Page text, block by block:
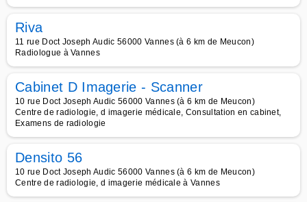
Riva
11 rue Doct Joseph Audic 56000 Vannes (à 6 km de Meucon)
Radiologue à Vannes
Cabinet D Imagerie - Scanner
10 rue Doct Joseph Audic 56000 Vannes (à 6 km de Meucon)
Centre de radiologie, d imagerie médicale, Consultation en cabinet,
Examens de radiologie
Densito 56
10 rue Doct Joseph Audic 56000 Vannes (à 6 km de Meucon)
Centre de radiologie, d imagerie médicale à Vannes